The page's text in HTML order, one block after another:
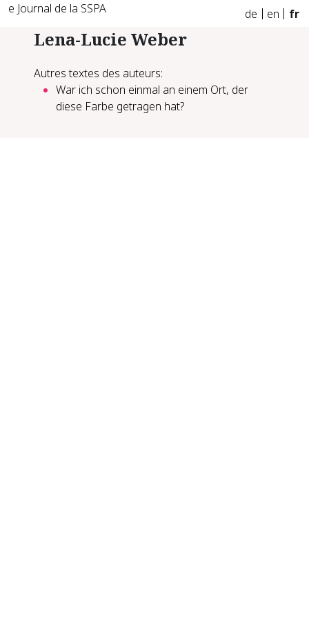
e Journal de la SSPA de en fr
Lena-Lucie Weber
Autres textes des auteurs:
War ich schon einmal an einem Ort, der
diese Farbe getragen hat?